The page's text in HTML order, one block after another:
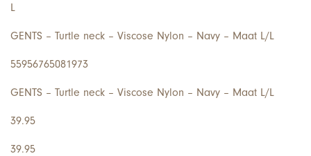
L
GENTS – Turtle neck – Viscose Nylon – Navy – Maat L/L
55956765081973
GENTS – Turtle neck – Viscose Nylon – Navy – Maat L/L
39.95
39.95